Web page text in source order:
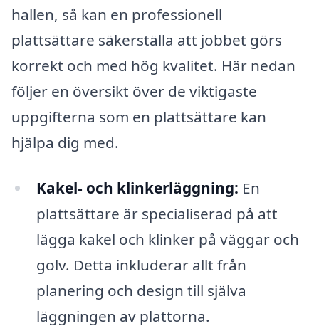
hallen, så kan en professionell
plattsättare säkerställa att jobbet görs
korrekt och med hög kvalitet. Här nedan
följer en översikt över de viktigaste
uppgifterna som en plattsättare kan
hjälpa dig med.
Kakel- och klinkerläggning: En
plattsättare är specialiserad på att
lägga kakel och klinker på väggar och
golv. Detta inkluderar allt från
planering och design till själva
läggningen av plattorna.